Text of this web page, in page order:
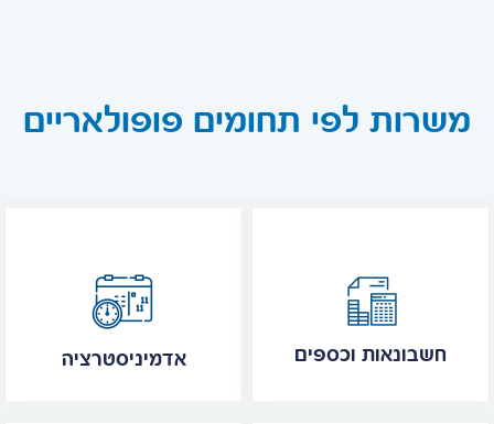
משרות לפי תחומים פופולאריים
אדמיניסטרציה חשבונאות וכספים